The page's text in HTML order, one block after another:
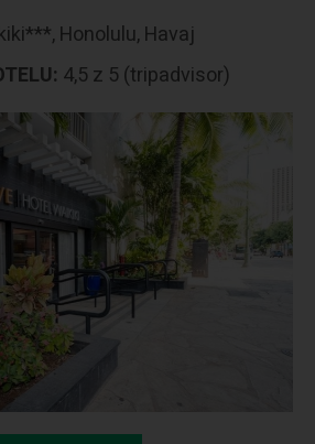
Honolulu, Havaj
4,5 z 5 (tripadvisor)